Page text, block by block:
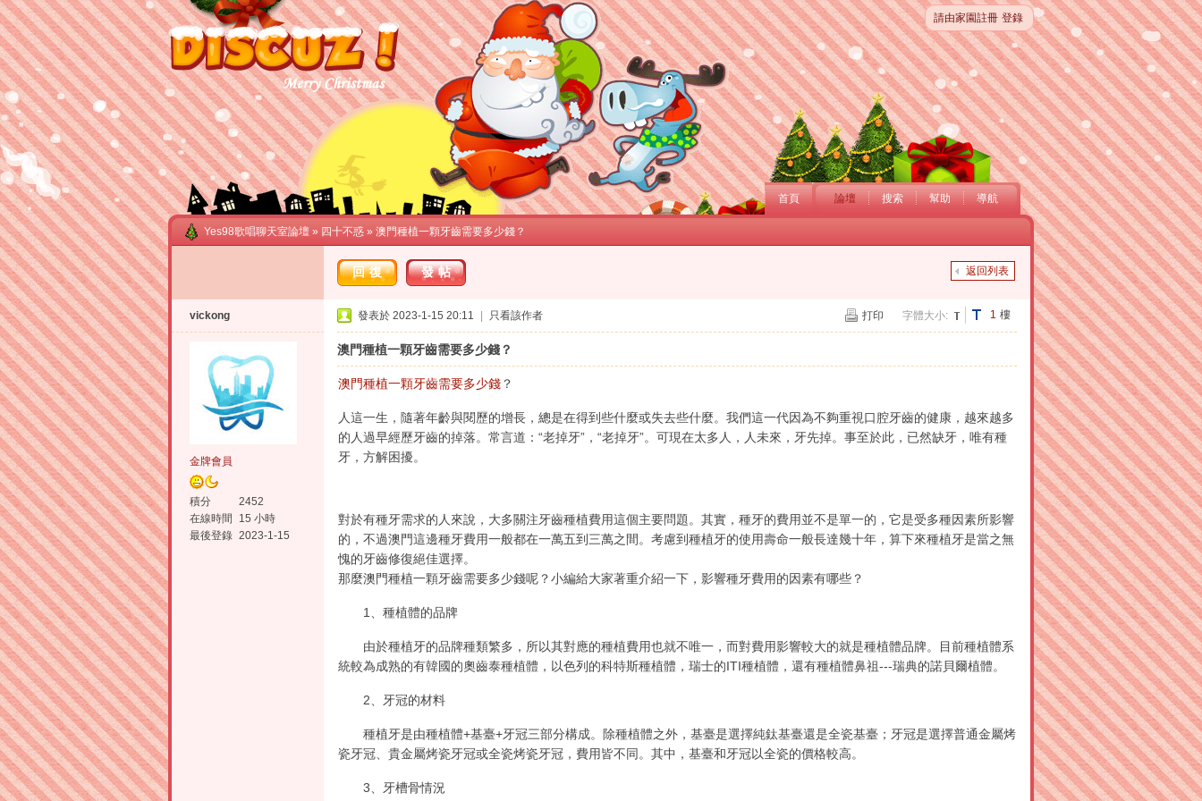
請由家園註冊 登錄
首頁 論壇 搜索 幫助 導航
Yes98歌唱聊天室論壇 » 四十不惑 » 澳門種植一顆牙齒需要多少錢？
返回列表
回復 發帖
vickong
金牌會員
積分
2452
在線時間
15 小時
最後登錄 2023-1-15
1 樓
打印 字體大小:
發表於 2023-1-15 20:11 只看該作者
澳門種植一顆牙齒需要多少錢？
澳門種植一顆牙齒需要多少錢 ？
人這一生，隨著年齡與閱歷的增長，總是在得到些什麼或失去些什麼。我們這一代因為不夠重視口腔牙齒的健康，越來越多
的人過早經歷牙齒的掉落。常言道：“老掉牙”，“老掉牙”。可現在太多人，人未來，牙先掉。事至於此，已然缺牙，唯有種
牙，方解困擾。
對於有種牙需求的人來說，大多關注牙齒種植費用這個主要問題。其實，種牙的費用並不是單一的，它是受多種因素所影響
的，不過澳門這邊種牙費用一般都在一萬五到三萬之間。考慮到種植牙的使用壽命一般長達幾十年，算下來種植牙是當之無
愧的牙齒修復絕佳選擇。
那麼澳門種植一顆牙齒需要多少錢呢？小編給大家著重介紹一下，影響種牙費用的因素有哪些？
1、種植體的品牌
由於種植牙的品牌種類繁多，所以其對應的種植費用也就不唯一，而對費用影響較大的就是種植體品牌。目前種植體系
統較為成熟的有韓國的奧齒泰種植體，以色列的科特斯種植體，瑞士的ITI種植體，還有種植體鼻祖---瑞典的諾貝爾植體。
2、牙冠的材料
種植牙是由種植體+基臺+牙冠三部分構成。除種植體之外，基臺是選擇純鈦基臺還是全瓷基臺；牙冠是選擇普通金屬烤
瓷牙冠、貴金屬烤瓷牙冠或全瓷烤瓷牙冠，費用皆不同。其中，基臺和牙冠以全瓷的價格較高。
3、牙槽骨情況